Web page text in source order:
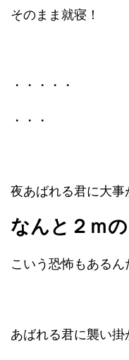
そのまま就寝！
・・・・・
・・・
夜あばれる君に大事
なんと２ｍ
こいう恐怖もあるん
あばれる君に襲い